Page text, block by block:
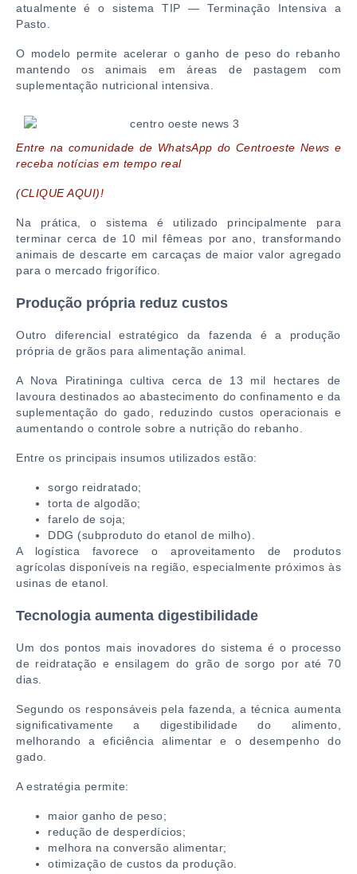
atualmente é o sistema TIP — Terminação Intensiva a
Pasto.
O modelo permite acelerar o ganho de peso do rebanho
mantendo os animais em áreas de pastagem com
suplementação nutricional intensiva.
Entre na comunidade de WhatsApp do Centroeste News e
receba notícias em tempo real
(CLIQUE AQUI)!
Na prática, o sistema é utilizado principalmente para
terminar cerca de 10 mil fêmeas por ano, transformando
animais de descarte em carcaças de maior valor agregado
para o mercado frigorífico.
Produção própria reduz custos
Outro diferencial estratégico da fazenda é a produção
própria de grãos para alimentação animal.
A Nova Piratininga cultiva cerca de 13 mil hectares de
lavoura destinados ao abastecimento do confinamento e da
suplementação do gado, reduzindo custos operacionais e
aumentando o controle sobre a nutrição do rebanho.
Entre os principais insumos utilizados estão:
sorgo reidratado;
torta de algodão;
farelo de soja;
DDG (subproduto do etanol de milho).
A logística favorece o aproveitamento de produtos
agrícolas disponíveis na região, especialmente próximos às
usinas de etanol.
Tecnologia aumenta digestibilidade
Um dos pontos mais inovadores do sistema é o processo
de reidratação e ensilagem do grão de sorgo por até 70
dias.
Segundo os responsáveis pela fazenda, a técnica aumenta
significativamente a digestibilidade do alimento,
melhorando a eficiência alimentar e o desempenho do
gado.
A estratégia permite:
maior ganho de peso;
redução de desperdícios;
melhora na conversão alimentar;
otimização de custos da produção.